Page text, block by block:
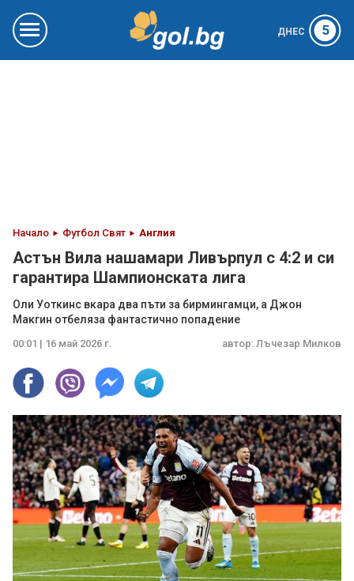
ДНЕС 5
Начало Футбол Свят Англия
Астън Вила нашамари Ливърпул с 4:2 и си
гарантира Шампионската лига
Оли Уоткинс вкара два пъти за бирмингамци, а Джон
Макгин отбеляза фантастично попадение
00:01 | 16 май 2026 г. автор: Лъчезар Милков